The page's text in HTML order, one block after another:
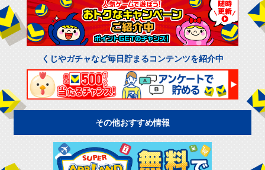
くじやガチャなど毎日貯まるコンテンツを紹介中
その他おすすめ情報